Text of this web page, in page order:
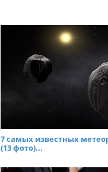
7 самых известных
(13 фото)...